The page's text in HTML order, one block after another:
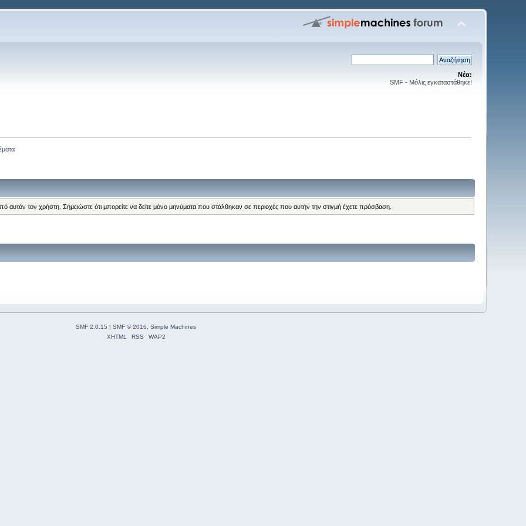
Νέα:
SMF - Μόλις εγκαταστάθηκε!
αυτόν τον χρήστη. Σημειώστε ότι μπορείτε να δείτε μόνο μηνύματα που στάλθηκαν σε περιοχές που αυτήν την στιγμή έχετε πρόσβαση.
SMF 2.0.15 SMF © 2016, Simple Machines
XHTML
RSS WAP2